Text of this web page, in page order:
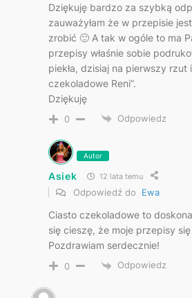
Dziękuję bardzo za szybką
zauważyłam że w przepisie
zrobić 🙂 A tak w ogóle to ma
przepisy właśnie sobie
piekła, dzisiaj na pierwszy rzut
czekoladowe Reni”.
Dziękuję
0 Odpowiedz
Autor
Asiek 12 lata temu
Odpowiedź do Ewa
Ciasto czekoladowe to
się cieszę, że moje przepisy
Pozdrawiam serdecznie!
0 Odpowiedz